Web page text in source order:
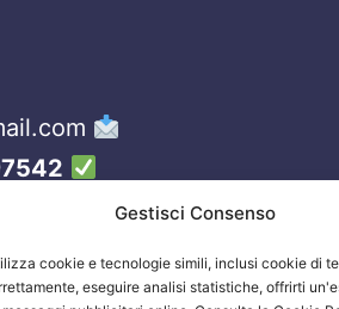
Gestisci Consenso
cookie e tecnologie simili, inclusi cookie di
eseguire analisi statistiche, offrirti